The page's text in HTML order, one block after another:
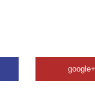
google+